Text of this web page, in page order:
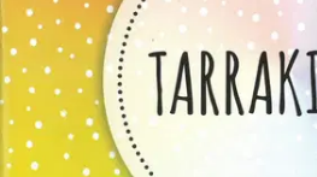
Tuotekuvaus
A5-kokoinen tarrakirja sisältää 10
mieluisimmat tarrat talteen. Sivuissa on
ovat helposti uudelleen käytettäviä.